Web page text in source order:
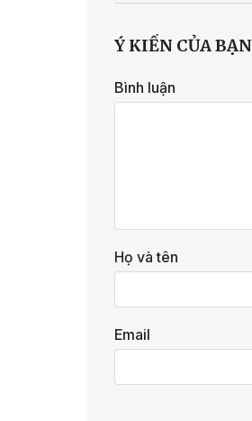
Ý KIẾN CỦA BẠN
Bình luận
Họ và tên
Email